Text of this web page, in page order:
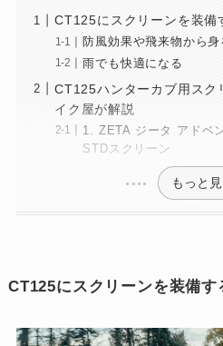
CT125にスクリーンを装備
防風効果や飛来物から身
雨でも快適になる
CT125ハンターカブ用スク
イク屋が解説
1. ZETA ジータ アドベ
STDスクリーン
もっと
CT125にスクリーンを装備す